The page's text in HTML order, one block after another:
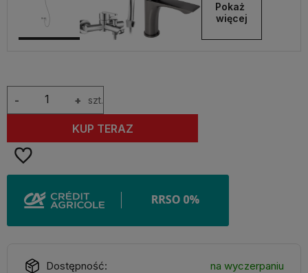
Pokaż
więcej
+
- szt.
KUP TERAZ
Dostępność: na wyczerpaniu